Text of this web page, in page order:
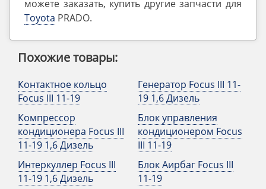
можете заказать, купить другие запчасти для
Toyota PRADO.
Похожие товары:
Контактное кольцо
Focus III 11-19
Компрессор
кондиционера Focus III
11-19 1,6 Дизель
Интеркуллер Focus III
11-19 1,6 Дизель
Генератор Focus III 11-
19 1,6 Дизель
Блок управления
кондиционером Focus
III 11-19
Блок Аирбаг Focus III
11-19